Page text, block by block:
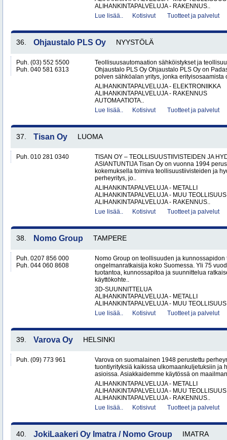
ALIHANKINTAPALVELUJA - RAKENNUS..
Lue lisää..
Kotisivut Tuotteet ja palvelut
36. Ohjaustalo PLS Oy NYYSTÖLÄ
Puh. (03) 552 5500
Puh. 040 581 6313
Teollisuusautomaation sähköistykset ja
Ohjaustalo PLS Oy Ohjaustalo PLS Oy on
polven sähköalan yritys, jonka erityisosaamista
ALIHANKINTAPALVELUJA - ELEKTRONIIKKA
ALIHANKINTAPALVELUJA - RAKENNUS
AUTOMAATIOTA..
Lue lisää..
Kotisivut Tuotteet ja palvelut
37. Tisan Oy LUOMA
Puh. 010 281 0340
TISAN OY – TEOLLISUUSTIIVISTEIDEN JA
ASIANTUNTIJA Tisan Oy on vuonna 1994
kokemuksella toimiva teollisuustiivisteiden ja
perheyritys, jo..
ALIHANKINTAPALVELUJA - METALLI
ALIHANKINTAPALVELUJA - MUU TEOLLISUUS
ALIHANKINTAPALVELUJA - RAKENNUS..
Lue lisää..
Kotisivut Tuotteet ja palvelut
38. Nomo Group TAMPERE
Puh. 0207 856 000
Puh. 044 060 8608
Nomo Group on teollisuuden ja kunnossapidon
ongelmanratkaisija koko Suomessa. Yli 75
tuotantoa, kunnossapitoa ja suunnittelua
käyttökohte..
3D-SUUNNITTELUA
ALIHANKINTAPALVELUJA - METALLI
ALIHANKINTAPALVELUJA - MUU
Lue lisää..
Kotisivut Tuotteet ja palvelut
39. Varova Oy HELSINKI
Puh. (09) 773 961
Varova on suomalainen 1948 perustettu
tuontiyrityksiä kaikissa ulkomaankuljetuksiin ja
asioissa. Asiakkaidemme käytössä on
ALIHANKINTAPALVELUJA - METALLI
ALIHANKINTAPALVELUJA - MUU TEOLLISUUS
ALIHANKINTAPALVELUJA - RAKENNUS..
Lue lisää..
Kotisivut Tuotteet ja palvelut
40. JokiLaakeri Oy Imatra / Nomo Group IMATRA